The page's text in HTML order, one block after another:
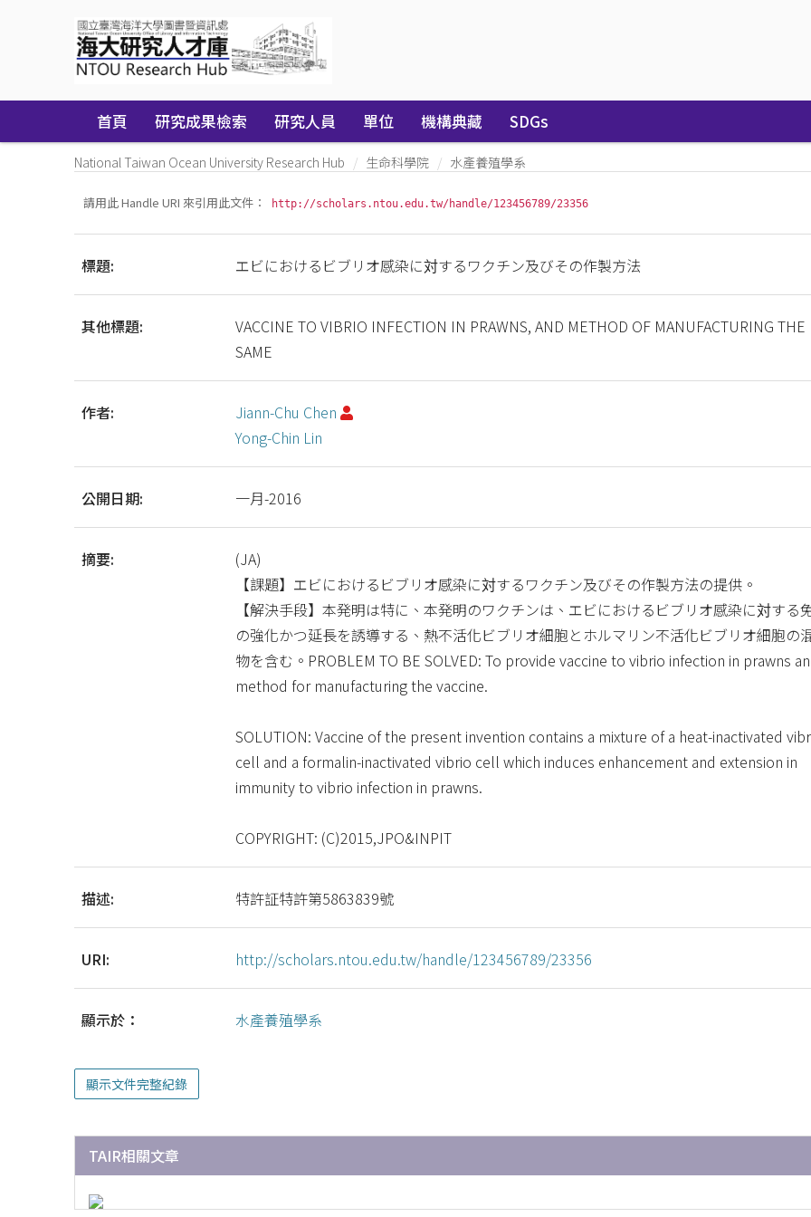
首頁 研究成果檢索 研究人員 單位 機構典藏 SDGs
National Taiwan Ocean University Research Hub 生命科學院 水產養殖學系
請用此 Handle URI 來引用此文件： http://scholars.ntou.edu.tw/handle/123456789/23356
標題: エビにおけるビブリオ感染に対するワクチン及びその作製方法
其他標題:
VACCINE TO VIBRIO INFECTION IN PRAWNS, AND METHOD OF MANUFACTURING THE
SAME
作者:
Jiann-Chu Chen
Yong-Chin Lin
公開日期: 一月-2016
摘要:
(JA)
【課題】エビにおけるビブリオ感染に対するワクチン及びその作製方法の提供。
【解決手段】本発明は特に、本発明のワクチンは、エビにおけるビブリオ感染に対する
の強化かつ延長を誘導する、熱不活化ビブリオ細胞とホルマリン不活化ビブリオ細胞の
物を含む。PROBLEM TO BE SOLVED: To provide vaccine to vibrio infection in prawns
method for manufacturing the vaccine.
SOLUTION: Vaccine of the present invention contains a mixture of a heat-inactivated
cell and a formalin-inactivated vibrio cell which induces enhancement and extension in
immunity to vibrio infection in prawns.
COPYRIGHT: (C)2015,JPO&INPIT
描述: 特許証特許第5863839號
URI: http://scholars.ntou.edu.tw/handle/123456789/23356
顯示於： 水產養殖學系
顯示文件完整紀錄
TAIR相關文章